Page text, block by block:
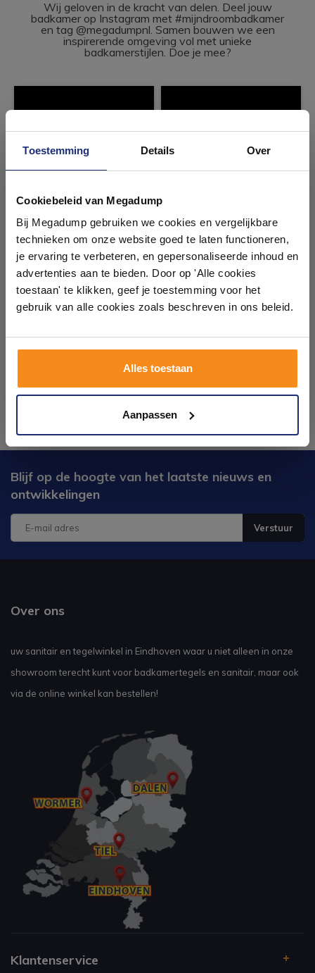
Toestemming Details Over
Cookiebeleid van Megadump
Bij Megadump gebruiken we cookies en vergelijkbare
technieken om onze website goed te laten functioneren,
je ervaring te verbeteren, en gepersonaliseerde inhoud en
advertenties aan te bieden. Door op 'Alle cookies
toestaan' te klikken, geef je toestemming voor het
gebruik van alle cookies zoals beschreven in ons beleid.
Alles toestaan
Aanpassen
Wij geloven in de kracht van delen. Deel jouw
badkamer op Instagram met #mijndroombadkamer
en tag @megadumpnl. Samen bouwen we een
inspirerende omgeving vol met unieke
badkamerstijlen. Doe je mee?
Blijf op de hoogte van het laatste nieuws en
ontwikkelingen
Verstuur
Over ons
uw sanitair en tegelwinkel in Eindhoven waar u niet alleen in onze
showroom terecht kunt voor badkamertegels en sanitair, maar ook
via de online winkel kan bestellen!
Klantenservice
badkamers in onze 1000 m²
showroom
Laat je inspireren door 21 volledig ingerichte
badkameropstellingen – van compact tot luxe. Onze
ervaren adviseurs helpen je persoonlijk, en je vindt
tegels & sanitair direct uit voorraad. Gratis parkeren
op eigen terrein.
Kom langs en ervaar zelf het verschil!